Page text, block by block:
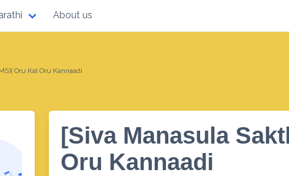
About us
Oru Kal Oru Kannaadi
[Siva Manasula
Oru Kannaadi